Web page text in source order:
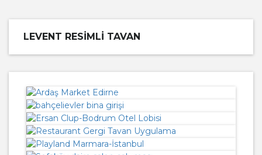
LEVENT RESIMLI TAVAN